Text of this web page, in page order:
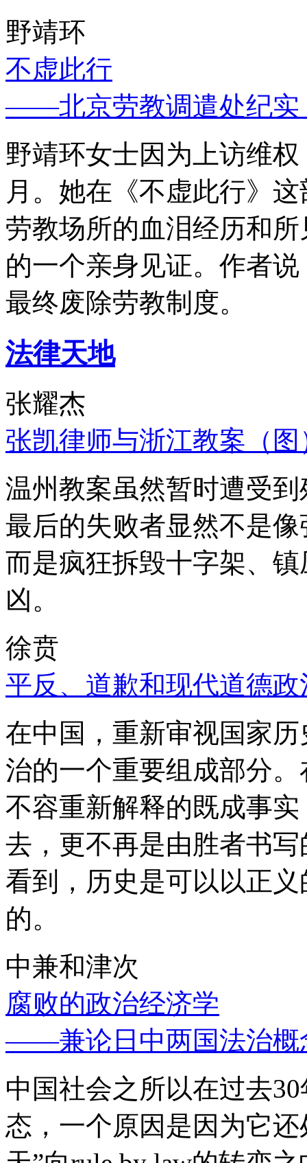
野靖环
不虚此行
——北京劳教调遣处纪实
野靖环女士因为上访维
月。她在《不虚此行》
劳教场所的血泪经历和
的一个亲身见证。作者
最终废除劳教制度。
法律天地
张耀杰
张凯律师与浙江教案（图
温州教案虽然暂时遭受
最后的失败者显然不是
而是疯狂拆毁十字架、
凶。
徐贲
平反、道歉和现代道德政
在中国，重新审视国家
治的一个重要组成部分
不容重新解释的既成事
去，更不再是由胜者书
看到，历史是可以以正
的。
中兼和津次
腐败的政治经济学
——兼论日中两国法治概
中国社会之所以在过去
态，一个原因是因为它